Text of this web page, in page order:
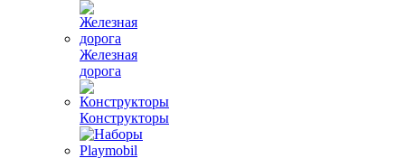
Железная
дорога
Конструкторы